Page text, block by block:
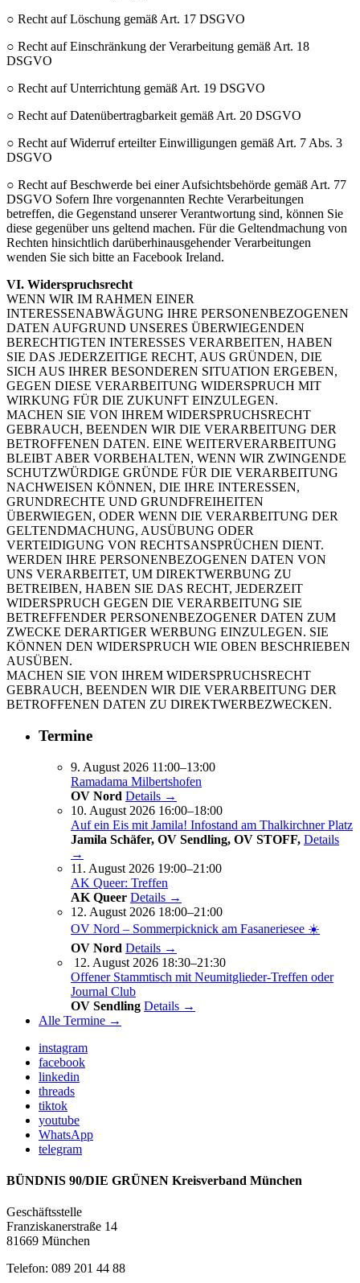
○ Recht auf Löschung gemäß Art. 17 DSGVO
○ Recht auf Einschränkung der Verarbeitung gemäß Art. 18
DSGVO
○ Recht auf Unterrichtung gemäß Art. 19 DSGVO
○ Recht auf Datenübertragbarkeit gemäß Art. 20 DSGVO
○ Recht auf Widerruf erteilter Einwilligungen gemäß Art. 7 Abs. 3
DSGVO
○ Recht auf Beschwerde bei einer Aufsichtsbehörde gemäß Art. 77
DSGVO Sofern Ihre vorgenannten Rechte Verarbeitungen
betreffen, die Gegenstand unserer Verantwortung sind, können Sie
diese gegenüber uns geltend machen. Für die Geltendmachung von
Rechten hinsichtlich darüberhinausgehender Verarbeitungen
wenden Sie sich bitte an Facebook Ireland.
VI. Widerspruchsrecht
WENN WIR IM RAHMEN EINER
INTERESSENABWÄGUNG IHRE PERSONENBEZOGENEN
DATEN AUFGRUND UNSERES ÜBERWIEGENDEN
BERECHTIGTEN INTERESSES VERARBEITEN, HABEN
SIE DAS JEDERZEITIGE RECHT, AUS GRÜNDEN, DIE
SICH AUS IHRER BESONDEREN SITUATION ERGEBEN,
GEGEN DIESE VERARBEITUNG WIDERSPRUCH MIT
WIRKUNG FÜR DIE ZUKUNFT EINZULEGEN.
MACHEN SIE VON IHREM WIDERSPRUCHSRECHT
GEBRAUCH, BEENDEN WIR DIE VERARBEITUNG DER
BETROFFENEN DATEN. EINE WEITERVERARBEITUNG
BLEIBT ABER VORBEHALTEN, WENN WIR ZWINGENDE
SCHUTZWÜRDIGE GRÜNDE FÜR DIE VERARBEITUNG
NACHWEISEN KÖNNEN, DIE IHRE INTERESSEN,
GRUNDRECHTE UND GRUNDFREIHEITEN
ÜBERWIEGEN, ODER WENN DIE VERARBEITUNG DER
GELTENDMACHUNG, AUSÜBUNG ODER
VERTEIDIGUNG VON RECHTSANSPRÜCHEN DIENT.
WERDEN IHRE PERSONENBEZOGENEN DATEN VON
UNS VERARBEITET, UM DIREKTWERBUNG ZU
BETREIBEN, HABEN SIE DAS RECHT, JEDERZEIT
WIDERSPRUCH GEGEN DIE VERARBEITUNG SIE
BETREFFENDER PERSONENBEZOGENER DATEN ZUM
ZWECKE DERARTIGER WERBUNG EINZULEGEN. SIE
KÖNNEN DEN WIDERSPRUCH WIE OBEN BESCHRIEBEN
AUSÜBEN.
MACHEN SIE VON IHREM WIDERSPRUCHSRECHT
GEBRAUCH, BEENDEN WIR DIE VERARBEITUNG DER
BETROFFENEN DATEN ZU DIREKTWERBEZWECKEN.
Termine
9. August 2026 11:00–13:00
Ramadama Milbertshofen
OV Nord Details →
10. August 2026 16:00–18:00
Auf ein Eis mit Jamila! Infostand am Thalkirchner Platz
Jamila Schäfer, OV Sendling, OV STOFF, Details
→
11. August 2026 19:00–21:00
AK Queer: Treffen
AK Queer Details →
12. August 2026 18:00–21:00
OV Nord – Sommerpicknick am Fasaneriesee ☀️
OV Nord Details →
12. August 2026 18:30–21:30
Offener Stammtisch mit Neumitglieder-Treffen oder
Journal Club
OV Sendling Details →
Alle Termine →
instagram
facebook
linkedin
threads
tiktok
youtube
WhatsApp
telegram
BÜNDNIS 90/DIE GRÜNEN Kreisverband München
Geschäftsstelle
Franziskanerstraße 14
81669 München
Telefon: 089 201 44 88